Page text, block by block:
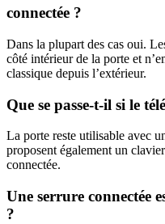
connectée ?
Dans la plupart des cas oui.
côté intérieur de la porte et
classique depuis l’extérieur.
Que se passe-t-il si le
La porte reste utilisable avec
proposent également un
connectée.
Une serrure connectée
?